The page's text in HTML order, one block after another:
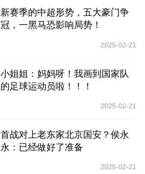
新赛季的中超形势，五大豪门争
冠，一黑马恐影响局势！
2025-02-21
小姐姐：妈妈呀！我画到国家队
的足球运动员啦！！！
2025-02-21
首战对上老东家北京国安？侯永
永：已经做好了准备
2025-02-21